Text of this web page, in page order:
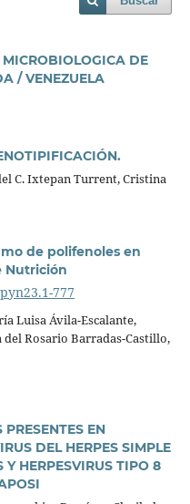
DE
/ VENEZUELA
C. Ixtepan Turrent, Cristina
de polifenoles en
Nutrición
777
Luisa Ávila-Escalante,
Rosario Barradas-Castillo,
EN
DEL HERPES SIMPLE
Y HERPESVIRUS TIPO 8